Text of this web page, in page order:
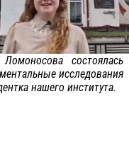
состоялась
исследования
нашего института.